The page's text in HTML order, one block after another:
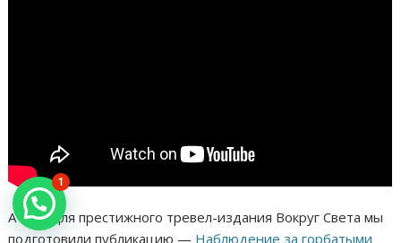
А еще для престижного тревел-издания Вокруг Света мы
подготовили публикацию — Наблюдение за горбатыми
1